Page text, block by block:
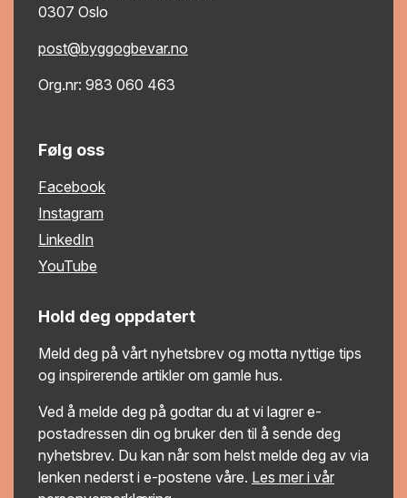
0307 Oslo
post@byggogbevar.no
Org.nr: 983 060 463
Følg oss
Facebook
Instagram
LinkedIn
YouTube
Hold deg oppdatert
Meld deg på vårt nyhetsbrev og motta nyttige tips
og inspirerende artikler om gamle hus.
Ved å melde deg på godtar du at vi lagrer e-
postadressen din og bruker den til å sende deg
nyhetsbrev. Du kan når som helst melde deg av via
lenken nederst i e-postene våre. Les mer i vår